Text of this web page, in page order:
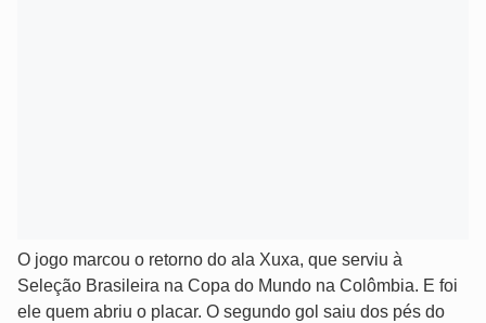
O jogo marcou o retorno do ala Xuxa, que serviu à
Seleção Brasileira na Copa do Mundo na Colômbia. E foi
ele quem abriu o placar. O segundo gol saiu dos pés do